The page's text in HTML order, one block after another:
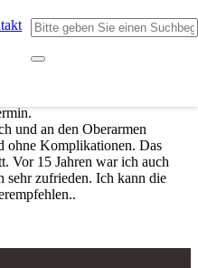
und an den Oberarmen
ohne Komplikationen. Das
Vor 15 Jahren war ich auch
sehr zufrieden. Ich kann die